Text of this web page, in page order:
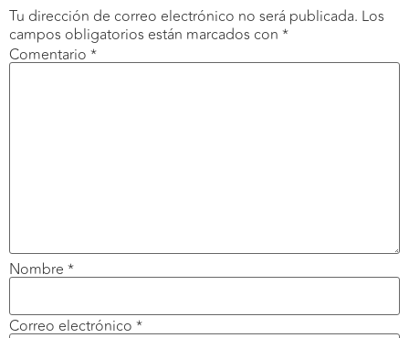
Tu dirección de correo electrónico no será publicada. Los
campos obligatorios están marcados con *
Comentario *
Nombre *
Correo electrónico *